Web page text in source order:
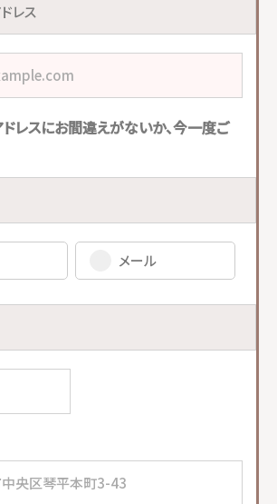
レス
レスにお間違えがないか、今一度ご
メール